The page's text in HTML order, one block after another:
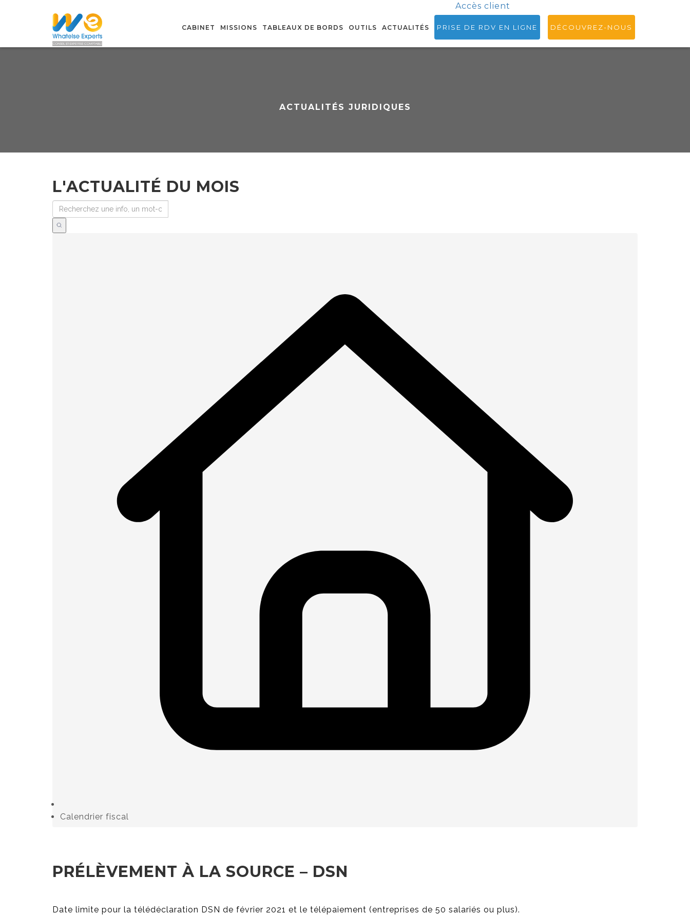
Accès client
CABINET MISSIONS TABLEAUX DE BORDS OUTILS ACTUALITÉS PRISE DE RDV EN LIGNE DÉCOUVREZ-NOUS
ACTUALITÉS JURIDIQUES
L'ACTUALITÉ DU MOIS
Calendrier fiscal
PRÉLÈVEMENT À LA SOURCE – DSN
Date limite pour la télédéclaration DSN de février 2021 et le télépaiement (entreprises de 50 salariés ou plus).